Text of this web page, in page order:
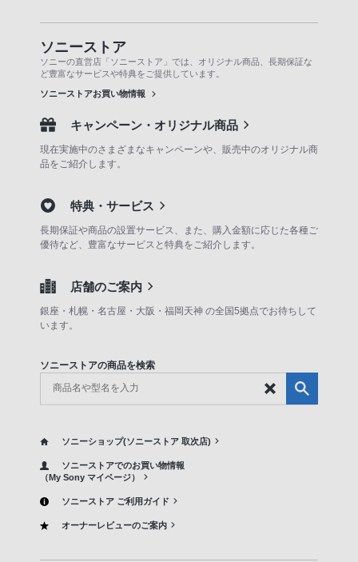
ソニーストア
ソニーの直営店「ソニーストア」では、オリジナル商品、長期保証な
ど豊富なサービスや特典をご提供しています。
ソニーストアお買い物情報
キャンペーン・オリジナル商品
現在実施中のさまざまなキャンペーンや、販売中のオリジナル商
品をご紹介します。
特典・サービス
長期保証や商品の設置サービス、また、購入金額に応じた各種ご
優待など、豊富なサービスと特典をご紹介します。
店舗のご案内
銀座・札幌・名古屋・大阪・福岡天神 の全国5拠点でお待ちして
います。
ソニーストアの商品を検索
ソニーショップ(ソニーストア 取次店)
ソニーストアでのお買い物情報
（My Sony マイページ）
ソニーストア ご利用ガイド
オーナーレビューのご案内